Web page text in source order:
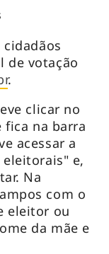
de votação
.
clicar no
fica na barra
acessar a
eleitorais" e,
Na
com o
eleitor ou
da mãe e